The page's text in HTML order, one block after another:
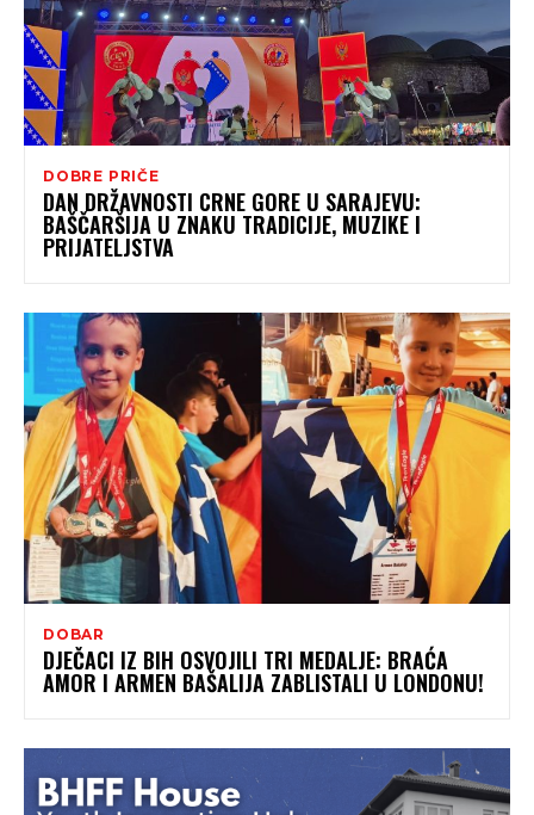
DOBRE PRIČE
DAN DRŽAVNOSTI CRNE GORE U SARAJEVU:
BAŠČARŠIJA U ZNAKU TRADICIJE, MUZIKE I
PRIJATELJSTVA
DOBAR
DJEČACI IZ BIH OSVOJILI TRI MEDALJE: BRAĆA
AMOR I ARMEN BAŠALIJA ZABLISTALI U LONDONU!